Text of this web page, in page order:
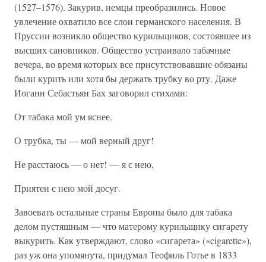
(1527–1576). Закурив, немцы преобразились. Новое
увлечение охватило все слои германского населения. В
Пруссии возникло общество курильщиков, состоявшее из
высших сановников. Общество устраивало табачные
вечера, во время которых все присутствовавшие обязаны
были курить или хотя бы держать трубку во рту. Даже
Иоганн Себастьян Бах заговорил стихами:
От табака мой ум яснее.
О трубка, ты — мой верный друг!
Не расстаюсь — о нет! — я с нею,
Приятен с нею мой досуг.
Завоевать остальные страны Европы было для табака
делом пустяшным — что матерому курильщику сигарету
выкурить. Как утверждают, слово «сигарета» («cigarette»),
раз уж она упомянута, придумал Теофиль Готье в 1833